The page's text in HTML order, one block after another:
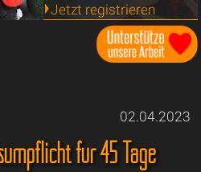
Jetzt registrieren
02.04.2023
für 45 Tage